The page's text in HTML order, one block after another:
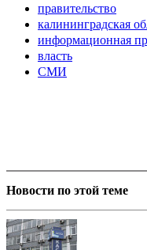
правительство
калининградская
информационная
власть
СМИ
Новости по этой теме